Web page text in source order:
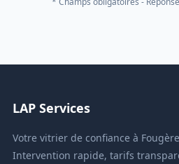
LAP Services
Votre vitrier de confiance à
Intervention rapide, tarifs